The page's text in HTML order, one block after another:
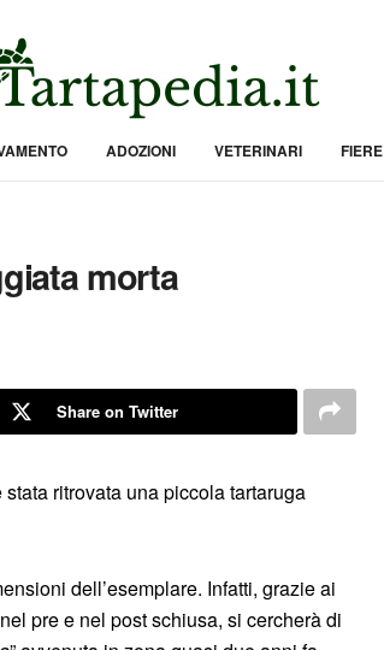
ADOZIONI VETERINARI FIERE
morta
Share on Twitter
ritrovata una piccola tartaruga
dell’esemplare. Infatti, grazie ai
pre e nel post schiusa, si cercherà di